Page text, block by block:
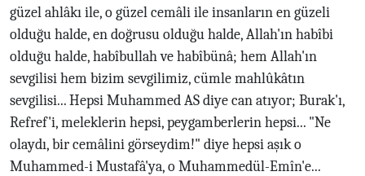
güzel ahlâkı ile, o güzel cemâli ile insanların en güzeli
olduğu halde, en doğrusu olduğu halde, Allah'ın habîbi
olduğu halde, habîbullah ve habîbünâ; hem Allah'ın
sevgilisi hem bizim sevgilimiz, cümle mahlûkâtın
sevgilisi... Hepsi Muhammed AS diye can atıyor; Burak'ı,
Refref'i, meleklerin hepsi, peygamberlerin hepsi... "Ne
olaydı, bir cemâlini görseydim!" diye hepsi aşık o
Muhammed-i Mustafâ'ya, o Muhammedül-Emîn'e...